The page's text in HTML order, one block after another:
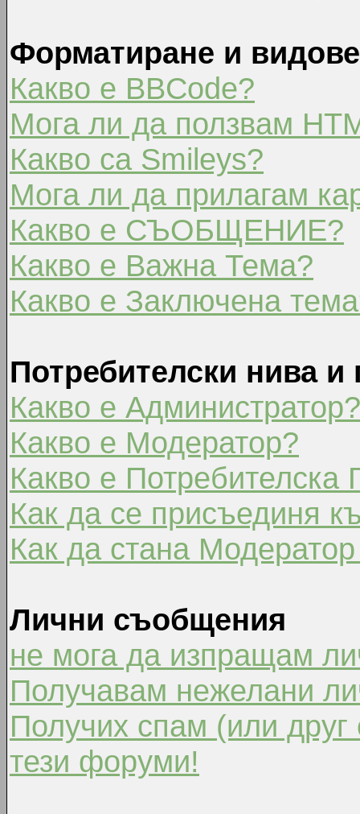
Форматиране и
Какво е BBCode?
Мога ли да ползвам
Какво са Smileys?
Мога ли да прилагам
Какво е СЪОБЩЕНИЕ?
Какво е Важна Тема?
Какво е Заключена
Потребителски нива и
Какво е Администратор?
Какво е Модератор?
Какво е Потребителска
Как да се присъединя
Как да стана
Лични съобщения
не мога да изпращам
Получавам нежелани
Получих спам (или
тези форуми!